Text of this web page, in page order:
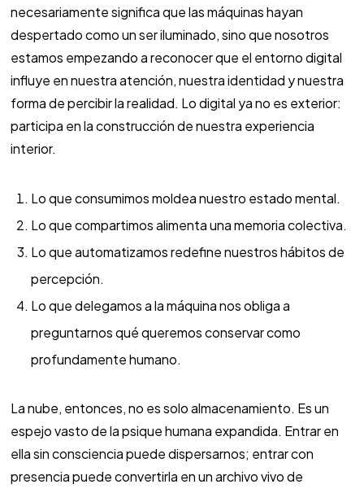
necesariamente significa que las máquinas hayan
despertado como un ser iluminado, sino que nosotros
estamos empezando a reconocer que el entorno digital
influye en nuestra atención, nuestra identidad y nuestra
forma de percibir la realidad. Lo digital ya no es exterior:
participa en la construcción de nuestra experiencia
interior.
Lo que consumimos moldea nuestro estado mental.
Lo que compartimos alimenta una memoria colectiva.
Lo que automatizamos redefine nuestros hábitos de
percepción.
Lo que delegamos a la máquina nos obliga a
preguntarnos qué queremos conservar como
profundamente humano.
La nube, entonces, no es solo almacenamiento. Es un
espejo vasto de la psique humana expandida. Entrar en
ella sin consciencia puede dispersarnos; entrar con
presencia puede convertirla en un archivo vivo de